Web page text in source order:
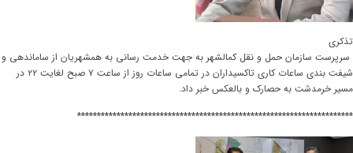
تذکری
سرپرست سازمان حمل و نقل کمالشهر به جهت خدمت رسانی به همشهریان از ساماندهی و
شیفت بندی ساعات کاری تاکسیداران در تمامی ساعات روز از ساعت ۷ صبح لغایت ۲۲ در
مسیر خرمدشت به حصارک و بالعکس خبر داد.
**********************************************************************